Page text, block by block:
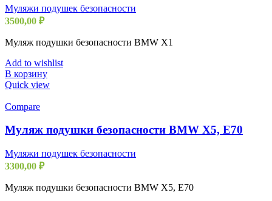
Муляжи подушек безопасности
3500,00 ₽
Муляж подушки безопасности BMW X1
Add to wishlist
В корзину
Quick view
Compare
Муляж подушки безопасности BMW X5, E70
Муляжи подушек безопасности
3300,00 ₽
Муляж подушки безопасности BMW X5, E70